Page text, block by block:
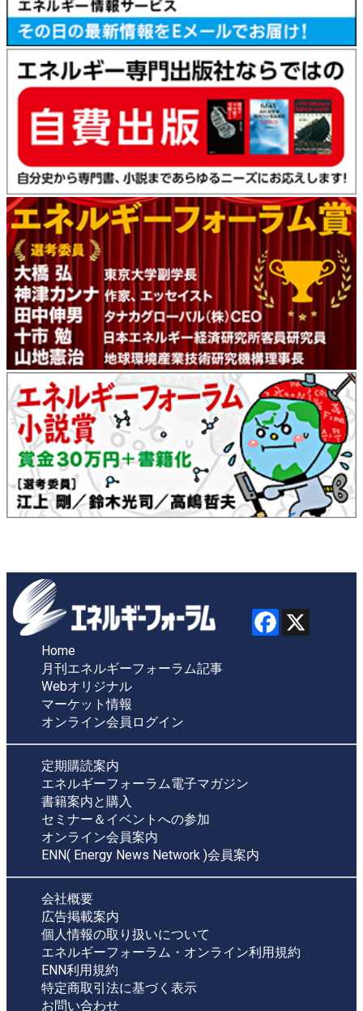
Home
月刊エネルギーフォーラム記事
Webオリジナル
マーケット情報
オンライン会員ログイン
定期購読案内
エネルギーフォーラム電子マガジン
書籍案内と購入
セミナー＆イベントへの参加
オンライン会員案内
ENN( Energy News Network )会員案内
会社概要
広告掲載案内
個人情報の取り扱いについて
エネルギーフォーラム・オンライン利用規約
ENN利用規約
特定商取引法に基づく表示
お問い合わせ